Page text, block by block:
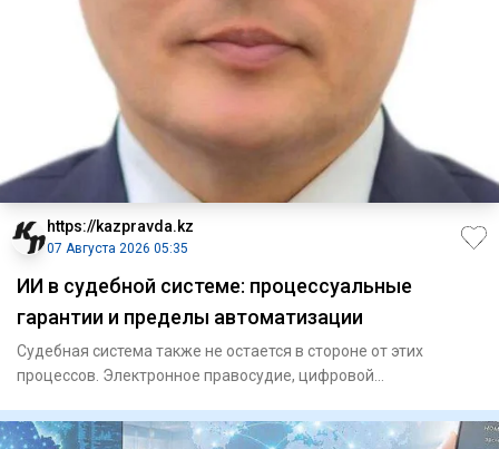
https://kazpravda.kz
07 Августа 2026 05:35
ИИ в судебной системе: процессуальные
гарантии и пределы автоматизации
Судебная система также не остается в стороне от этих
процессов. Электронное правосудие, цифровой